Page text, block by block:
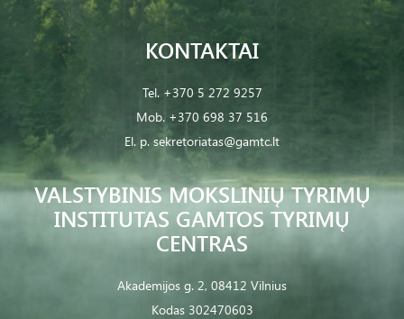
VALSTYBINIS MOKSLINIŲ TYRIMŲ
INSTITUTAS GAMTOS TYRIMŲ
CENTRAS
Akademijos g. 2, 08412 Vilnius
Kodas 302470603
KONTAKTAI
Tel. +370 5 272 9257
Mob. +370 698 37 516
El. p. sekretoriatas@gamtc.lt